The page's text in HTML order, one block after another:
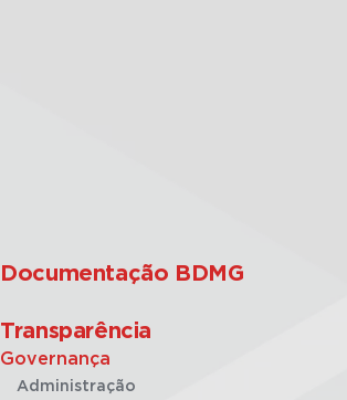
Documentação BDMG
Transparência
Governança
Administração